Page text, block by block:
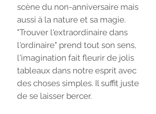
scène du non-anniversaire mais
aussi à la nature et sa magie.
"Trouver l'extraordinaire dans
l'ordinaire" prend tout son sens,
l'imagination fait fleurir de jolis
tableaux dans notre esprit avec
des choses simples. Il suffit juste
de se laisser bercer.